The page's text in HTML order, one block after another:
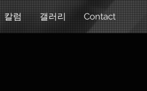
칼럼 갤러리 Contact